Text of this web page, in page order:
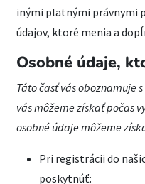
inými platnými právnymi
údajov, ktoré menia a
Osobné údaje,
Táto časť vás oboznamuje
vás môžeme získať počas
osobné údaje môžeme
Pri registrácii do
poskytnúť: